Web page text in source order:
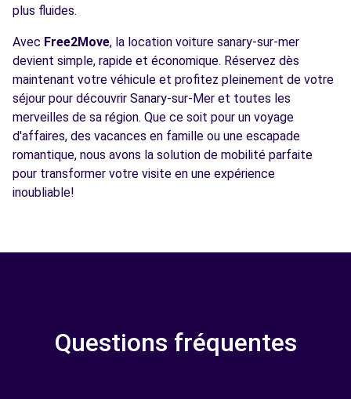
plus fluides.
Avec Free2Move, la location voiture sanary-sur-mer
devient simple, rapide et économique. Réservez dès
maintenant votre véhicule et profitez pleinement de votre
séjour pour découvrir Sanary-sur-Mer et toutes les
merveilles de sa région. Que ce soit pour un voyage
d'affaires, des vacances en famille ou une escapade
romantique, nous avons la solution de mobilité parfaite
pour transformer votre visite en une expérience
inoubliable!
Questions fréquentes